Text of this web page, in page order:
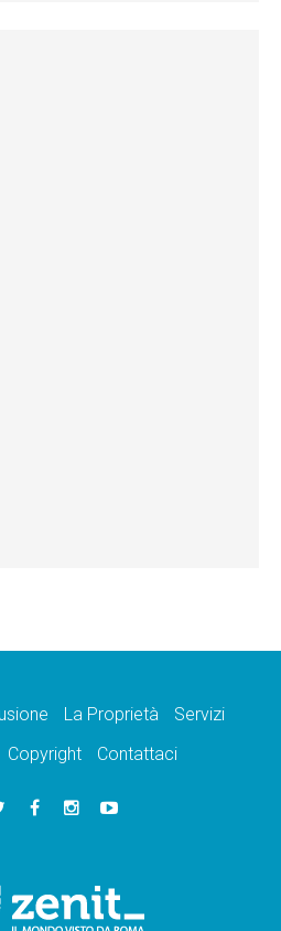
La Proprietà
Servizi
Copyright Contattaci